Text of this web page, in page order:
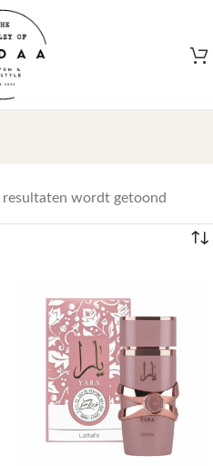
resultaten wordt getoond